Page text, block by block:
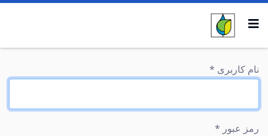
نام کاربری *
رمز عبور *